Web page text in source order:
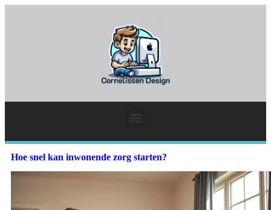
Hoe snel kan inwonende zorg starten?